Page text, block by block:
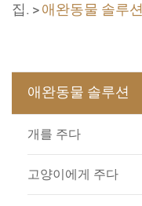
집. 애완동물 솔루션
애완동물 솔루션
개를 주다
고양이에게 주다